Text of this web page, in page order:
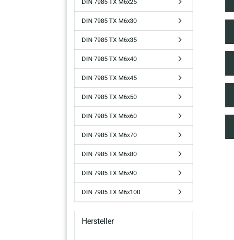
DIN 7985 TX M6x25
DIN 7985 TX M6x30
DIN 7985 TX M6x35
DIN 7985 TX M6x40
DIN 7985 TX M6x45
DIN 7985 TX M6x50
DIN 7985 TX M6x60
DIN 7985 TX M6x70
DIN 7985 TX M6x80
DIN 7985 TX M6x90
DIN 7985 TX M6x100
Hersteller